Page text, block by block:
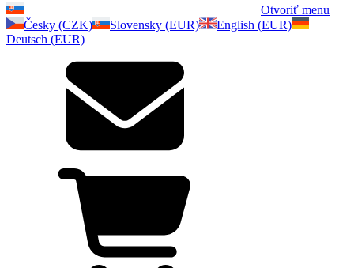
Otvoriť menu
Česky (CZK)
Slovensky (EUR)
English (EUR)
Deutsch (EUR)